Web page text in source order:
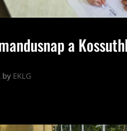
a
by EKLG